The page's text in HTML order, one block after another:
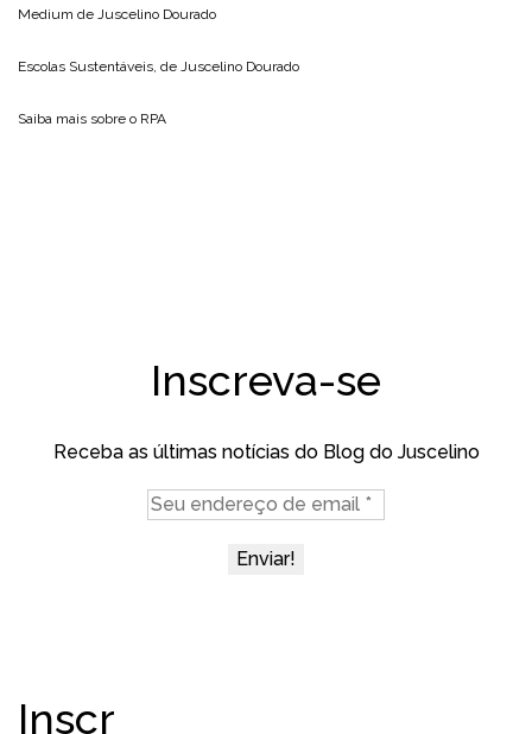
Medium de Juscelino Dourado
Escolas Sustentáveis, de Juscelino Dourado
Saiba mais sobre o RPA
Inscreva-se
Receba as últimas notícias do Blog do Juscelino
Inscr